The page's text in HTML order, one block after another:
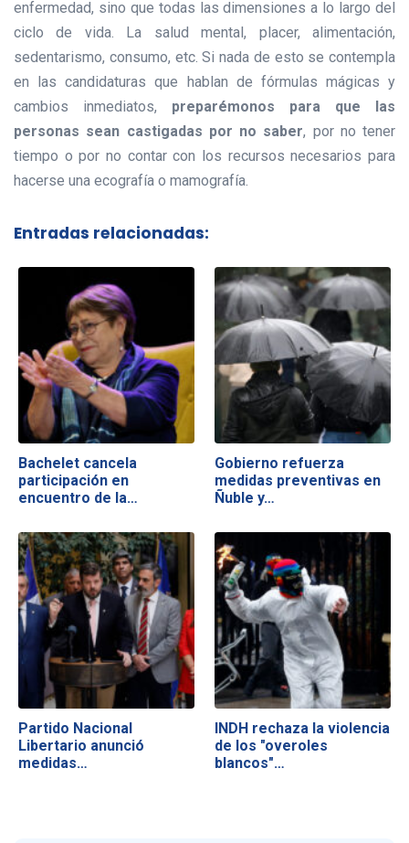
enfermedad, sino que todas las dimensiones a lo largo del
ciclo de vida. La salud mental, placer, alimentación,
sedentarismo, consumo, etc. Si nada de esto se contempla
en las candidaturas que hablan de fórmulas mágicas y
cambios inmediatos, preparémonos para que las
personas sean castigadas por no saber, por no tener
tiempo o por no contar con los recursos necesarios para
hacerse una ecografía o mamografía.
Entradas relacionadas:
Bachelet cancela
participación en
encuentro de la…
Gobierno refuerza
medidas preventivas en
Ñuble y…
Partido Nacional
Libertario anunció
medidas…
INDH rechaza la violencia
de los "overoles
blancos"…